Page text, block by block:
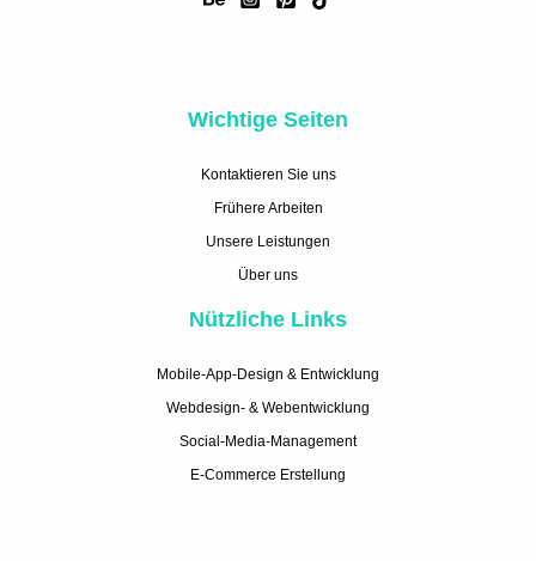
Wichtige Seiten
Kontaktieren Sie uns
Frühere Arbeiten
Unsere Leistungen
Über uns
Nützliche Links
Mobile-App-Design & Entwicklung
Webdesign- & Webentwicklung
Social-Media-Management
E-Commerce Erstellung